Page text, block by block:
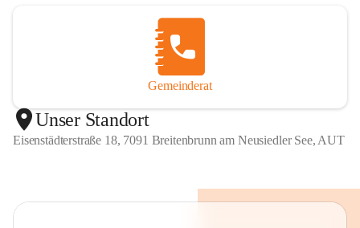
Gemeinderat
Unser Standort
Eisenstädterstraße 18, 7091 Breitenbrunn am Neusiedler See, AUT